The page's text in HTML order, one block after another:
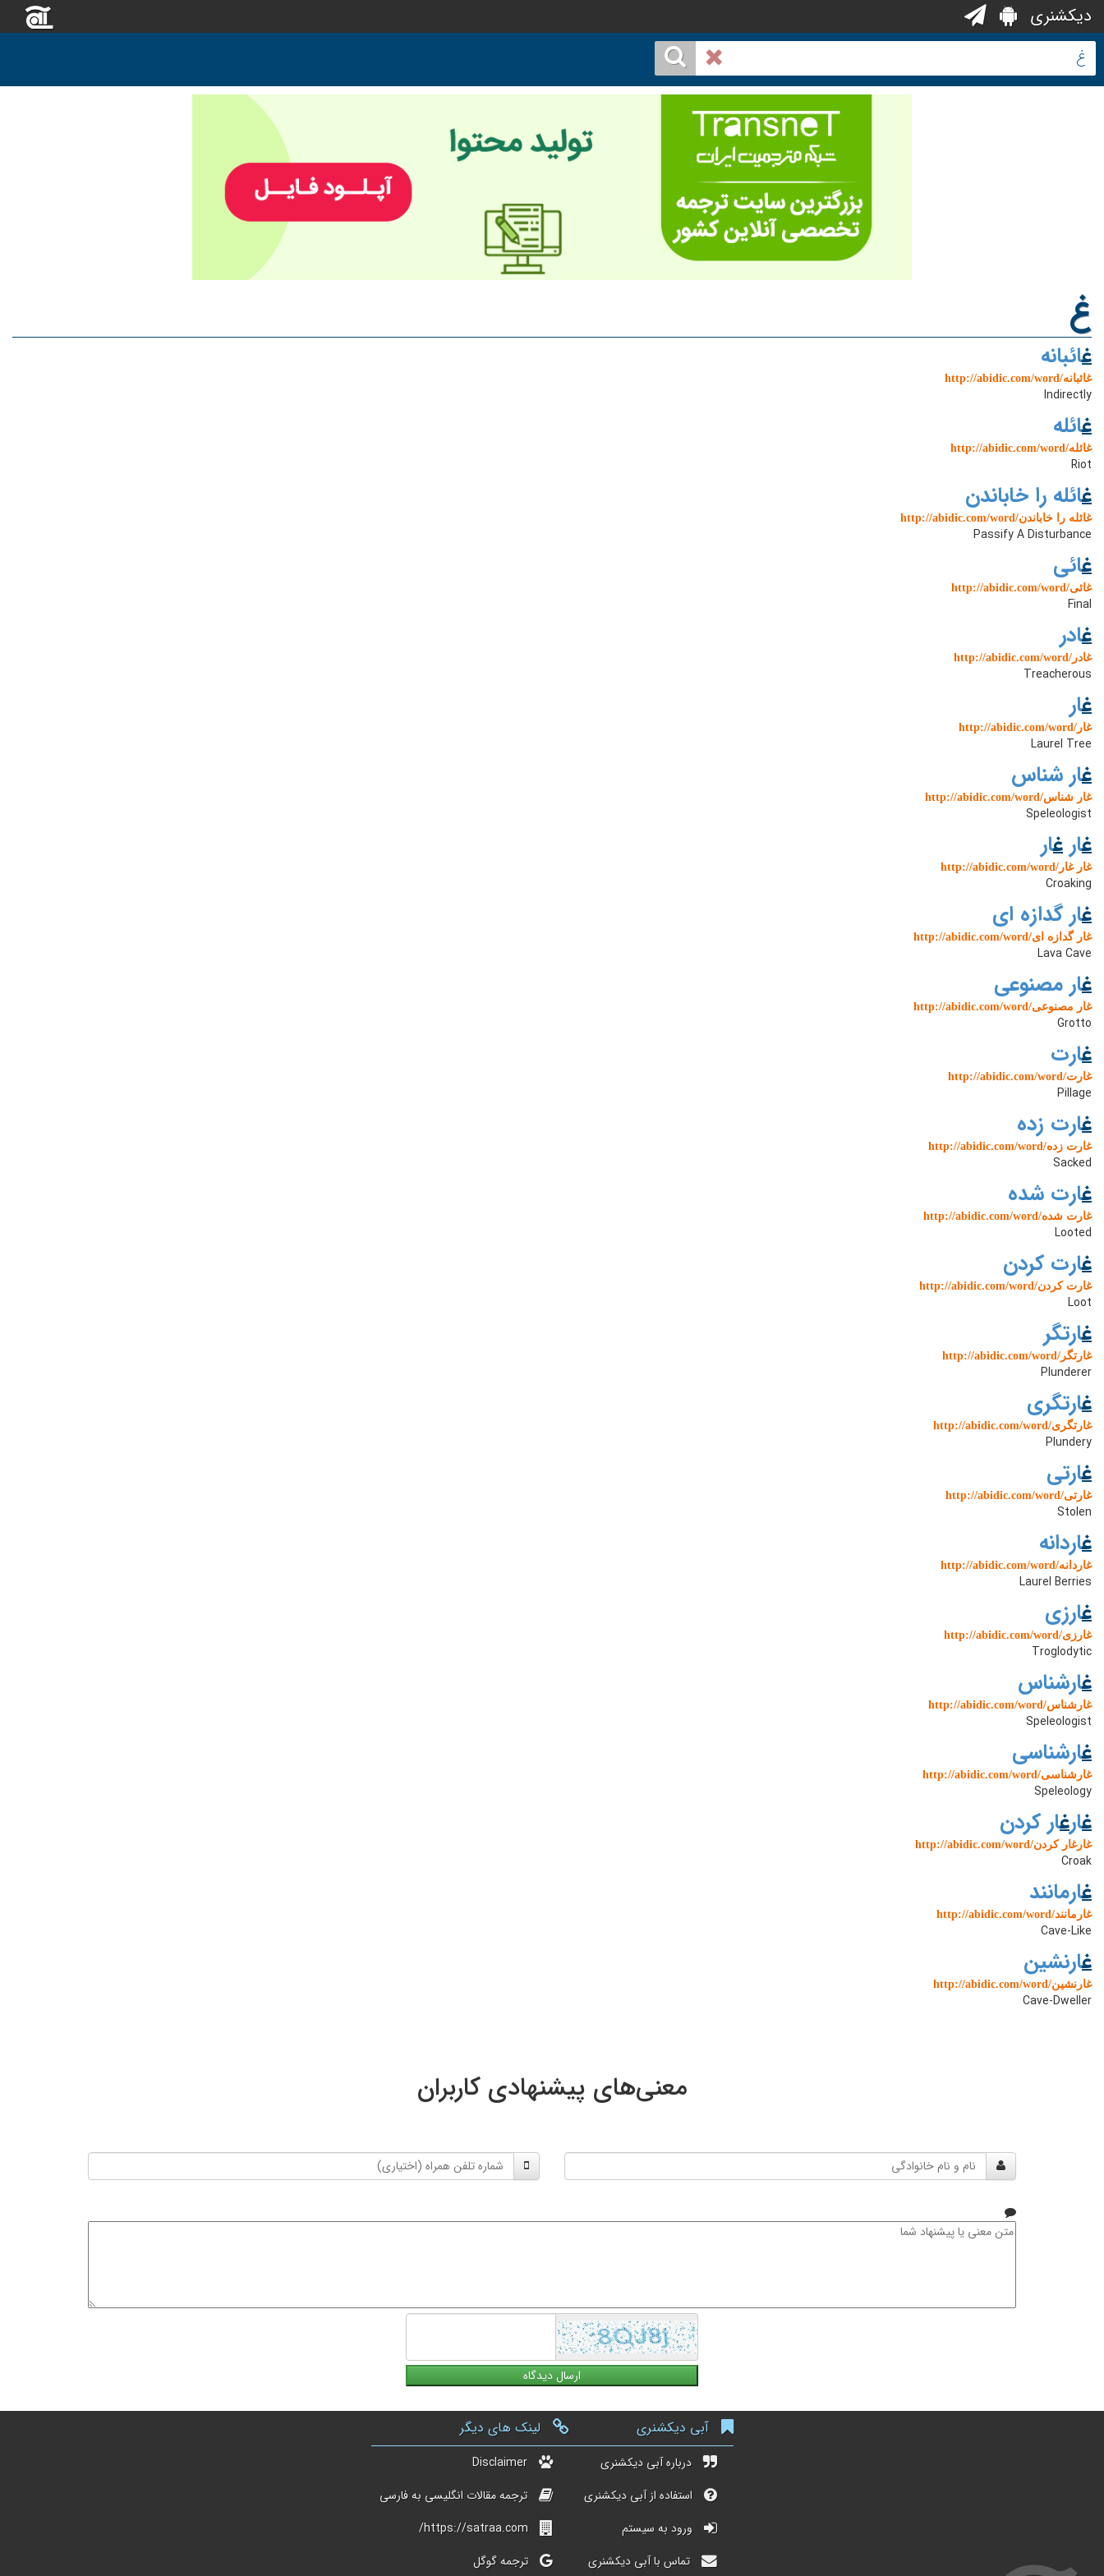
دیکشنری
غ
غائبانه
http://abidic.com/word/غائبانه
Indirectly
غائله
http://abidic.com/word/غائله
Riot
غائله را خاباندن
http://abidic.com/word/غائله را خاباندن
Passify A Disturbance
غائی
http://abidic.com/word/غائی
Final
غادر
http://abidic.com/word/غادر
Treacherous
غار
http://abidic.com/word/غار
Laurel Tree
غار شناس
http://abidic.com/word/غار شناس
Speleologist
غار غار
http://abidic.com/word/غار غار
Croaking
غار گدازه ای
http://abidic.com/word/غار گدازه ای
Lava Cave
غار مصنوعی
http://abidic.com/word/غار مصنوعی
Grotto
غارت
http://abidic.com/word/غارت
Pillage
غارت زده
http://abidic.com/word/غارت زده
Sacked
غارت شده
http://abidic.com/word/غارت شده
Looted
غارت کردن
http://abidic.com/word/غارت کردن
Loot
غارتگر
http://abidic.com/word/غارتگر
Plunderer
غارتگری
http://abidic.com/word/غارتگری
Plundery
غارتی
http://abidic.com/word/غارتی
Stolen
غاردانه
http://abidic.com/word/غاردانه
Laurel Berries
غارزی
http://abidic.com/word/غارزی
Troglodytic
غارشناس
http://abidic.com/word/غارشناس
Speleologist
غارشناسی
http://abidic.com/word/غارشناسی
Speleology
غارغار کردن
http://abidic.com/word/غارغار کردن
Croak
غارمانند
http://abidic.com/word/غارمانند
Cave-Like
غارنشین
http://abidic.com/word/غارنشین
Cave-Dweller
معنی‌های پیشنهادی کاربران
و
شماره
تلفن
متن
آبی دیکشنری
درباره آبی دیکشنری
استفاده از آبی دیکشنری
ورود به سیستم
تماس با آبی دیکشنری
لینک های دیگر
Disclaimer
ترجمه مقالات انگلیسی به فارسی
https://satraa.com/
ترجمه گوگل